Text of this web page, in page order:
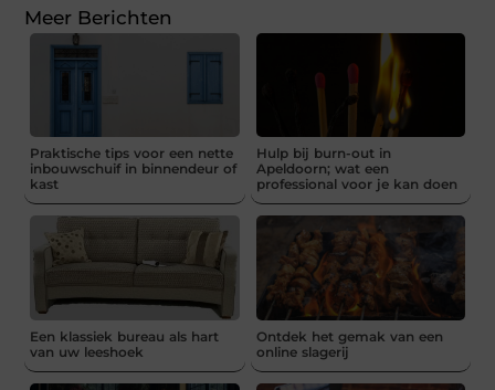
Meer Berichten
Praktische tips voor een nette
inbouwschuif in binnendeur of
kast
Hulp bij burn-out in
Apeldoorn; wat een
professional voor je kan doen
Een klassiek bureau als hart
van uw leeshoek
Ontdek het gemak van een
online slagerij